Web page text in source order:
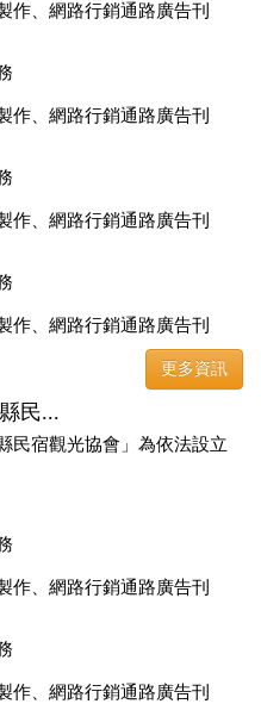
作、網路行銷通路廣告刊
售，全面優惠中....
作、網路行銷通路廣告刊
售，全面優惠中....
作、網路行銷通路廣告刊
售，全面優惠中....
作、網路行銷通路廣告刊
售，全面優惠中....
更多資訊
民...
民宿觀光協會」為依法設立
作、網路行銷通路廣告刊
售，全面優惠中....
作、網路行銷通路廣告刊